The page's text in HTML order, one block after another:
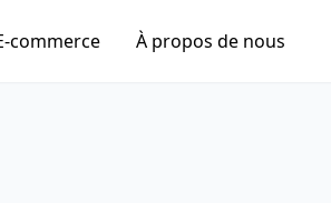
commerce À propos de nous